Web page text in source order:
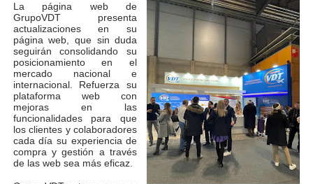
La página web de
GrupoVDT presenta
actualizaciones en su
página web, que sin duda
seguirán consolidando su
posicionamiento en el
mercado nacional e
internacional. Refuerza su
plataforma web con
mejoras en las
funcionalidades para que
los clientes y colaboradores
cada día su experiencia de
compra y gestión a través
de las web sea más eficaz.